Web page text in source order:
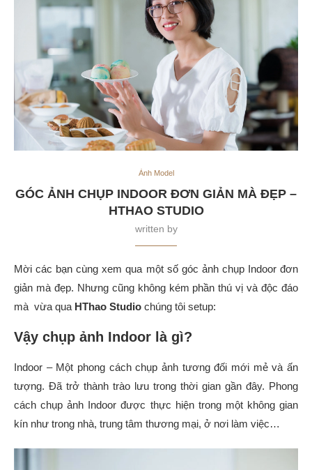
Ảnh Model
GÓC ẢNH CHỤP INDOOR ĐƠN GIẢN MÀ ĐẸP –
HTHAO STUDIO
written by
Mời các bạn cùng xem qua một số góc ảnh chụp Indoor đơn
giản mà đẹp. Nhưng cũng không kém phần thú vị và độc đáo
mà vừa qua HThao Studio chúng tôi setup:
Vậy chụp ảnh Indoor là gì?
Indoor – Một phong cách chụp ảnh tương đối mới mẻ và ấn
tượng. Đã trở thành trào lưu trong thời gian gần đây. Phong
cách chụp ảnh Indoor được thực hiện trong một không gian
kín như trong nhà, trung tâm thương mại, ở nơi làm việc…